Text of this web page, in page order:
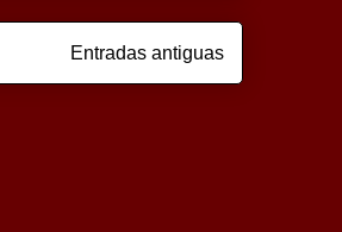
Entradas antiguas